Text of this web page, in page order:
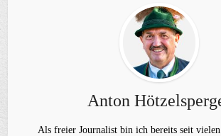
Anton
Als freier Journalist bin ich bereits seit